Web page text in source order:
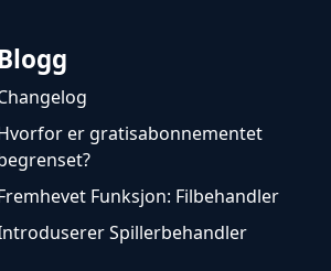
Blogg
er gratisabonnementet
Funksjon: Filbehandler
Spillerbehandler